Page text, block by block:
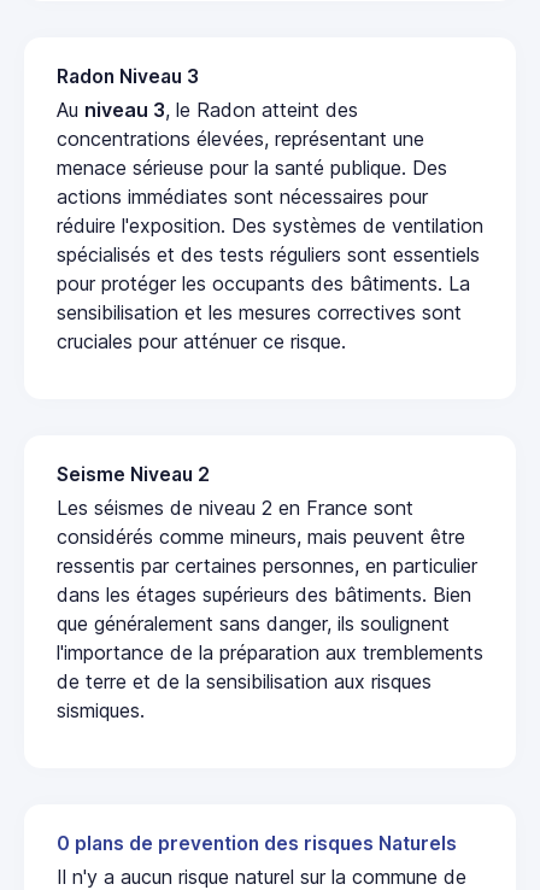
Radon Niveau 3
Au niveau 3, le Radon atteint des
concentrations élevées, représentant une
menace sérieuse pour la santé publique. Des
actions immédiates sont nécessaires pour
réduire l'exposition. Des systèmes de ventilation
spécialisés et des tests réguliers sont essentiels
pour protéger les occupants des bâtiments. La
sensibilisation et les mesures correctives sont
cruciales pour atténuer ce risque.
Seisme Niveau 2
Les séismes de niveau 2 en France sont
considérés comme mineurs, mais peuvent être
ressentis par certaines personnes, en particulier
dans les étages supérieurs des bâtiments. Bien
que généralement sans danger, ils soulignent
l'importance de la préparation aux tremblements
de terre et de la sensibilisation aux risques
sismiques.
0 plans de prevention des risques Naturels
Il n'y a aucun risque naturel sur la commune de